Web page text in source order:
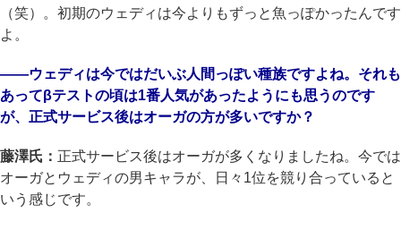
（笑）。初期のウェディは今よりもずっと魚っぽかったんです
よ。
――ウェディは今ではだいぶ人間っぽい種族ですよね。それも
あってβテストの頃は1番人気があったようにも思うのです
が、正式サービス後はオーガの方が多いですか？
藤澤氏： 正式サービス後はオーガが多くなりましたね。今では
オーガとウェディの男キャラが、日々1位を競り合っていると
いう感じです。